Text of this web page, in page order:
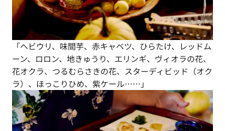
「ヘビウリ、味間芋、赤キャベツ、ひらたけ、レッドム
ーン、ロロン、地きゅうり、エリンギ、ヴィオラの花、
花オクラ、つるむらさきの花、スターディビッド（オク
ラ）、ほっこりひめ、紫ケール……」